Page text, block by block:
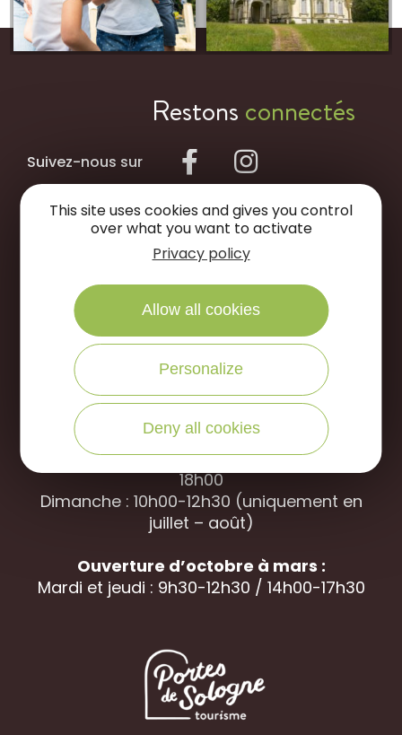
Restonsconnectés
Suivez-nous sur
NOUS ÉCRIRE
NOUS APPELER
Office de Tourisme des Portes de Sologne
Rue des jardins, 45240 La
Ferté Saint-
Aubin
Ouverture d’avril à septembre
Du mardi au samedi : 9h30-12h30 / 14h00-
18h00
Dimanche : 10h00-12h30 (uniquement en
juillet – août)
Ouverture d’octobre à mars :
Mardi et jeudi : 9h30-12h30 / 14h00-17h30
This site uses cookies and gives you control
over what you want to activate
Privacy policy
Allow all cookies
Personalize
Deny all cookies